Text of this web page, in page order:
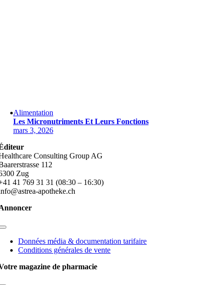
Alimentation
Les Micronutriments Et Leurs Fonctions
mars 3, 2026
Consulting Group AG
112
Zug
41 769 31 31 (08:30 – 16:30)
apotheke.ch
Toggle
NavigationDonnées média & documentation tarifaire
Conditions générales de vente
magazine de pharmacie